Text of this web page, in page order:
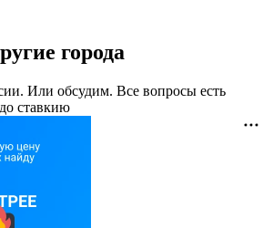
города
Или обсудим. Все вопросы есть
ставкию